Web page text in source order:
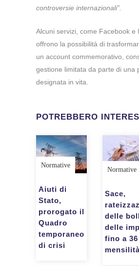
controversie internazionali”.
Alcuni servizi, come Facebook e
offrono la possibilità di
un account commemorativo,
gestione limitata da parte di una
designata in vita.
POTREBBERO
Normative
Aiuti di
Stato,
prorogato il
Quadro
temporaneo
di crisi
Normative
Sace,
delle
delle
fino a 36